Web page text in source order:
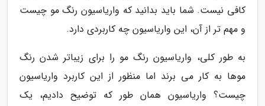
کافی نیست. شما باید بدانید که واریاسیون رنگ مو چیست
و مهم تر از آن، این واریاسیون چه کاربردی دارد.
به طور کلی، واریاسیون رنگ مو را برای زیباتر شدن رنگ
موها به کار می برند اما منظور از این کاربرد واریاسیون
چیست؟ واریاسیون همان طور که توضیح دادیم، یک